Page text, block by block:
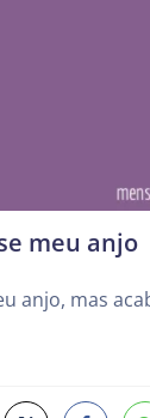
meu anjo
anjo, mas